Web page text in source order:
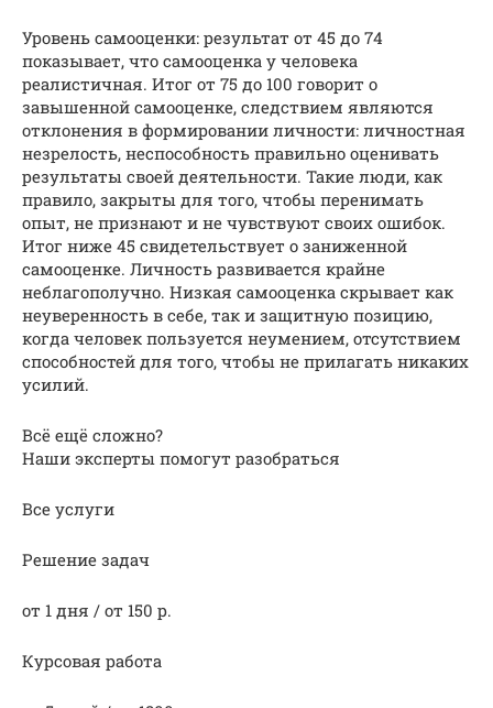
Уровень самооценки: результат от 45 до 74
показывает, что самооценка у человека
реалистичная. Итог от 75 до 100 говорит о
завышенной самооценке, следствием являются
отклонения в формировании личности: личностная
незрелость, неспособность правильно оценивать
результаты своей деятельности. Такие люди, как
правило, закрыты для того, чтобы перенимать
опыт, не признают и не чувствуют своих ошибок.
Итог ниже 45 свидетельствует о заниженной
самооценке. Личность развивается крайне
неблагополучно. Низкая самооценка скрывает как
неуверенность в себе, так и защитную позицию,
когда человек пользуется неумением, отсутствием
способностей для того, чтобы не прилагать никаких
усилий.
Всё ещё сложно?
Наши эксперты помогут разобраться
Все услуги
Решение задач
от 1 дня / от 150 р.
Курсовая работа